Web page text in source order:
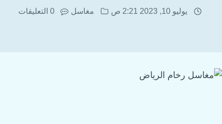
يوليو 10, 2023 2:21 ص مغاسل 0 التعليقات